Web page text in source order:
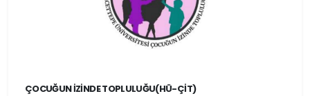
ÇOCUĞUN İZINDE TOPLULUĞU(HÜ-ÇİT)